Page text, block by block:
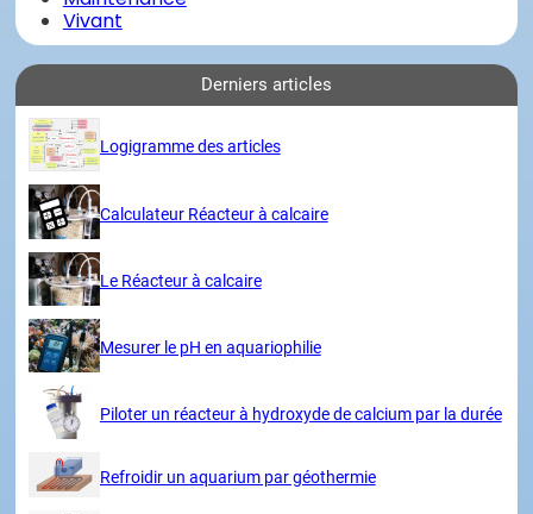
Vivant
Derniers articles
Logigramme des articles
Calculateur Réacteur à calcaire
Le Réacteur à calcaire
Mesurer le pH en aquariophilie
Piloter un réacteur à hydroxyde de calcium par la durée
Refroidir un aquarium par géothermie